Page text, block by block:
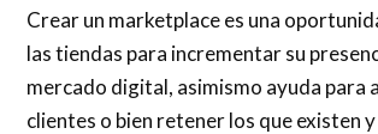
Crear un marketplace es una
las tiendas para incrementar su
mercado digital, asimismo ayuda para
clientes o bien retener los que existen